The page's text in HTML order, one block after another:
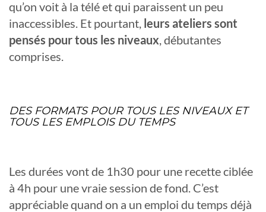
qu’on voit à la télé et qui paraissent un peu
inaccessibles. Et pourtant, leurs ateliers sont
pensés pour tous les niveaux, débutantes
comprises.
DES FORMATS POUR TOUS LES NIVEAUX ET
TOUS LES EMPLOIS DU TEMPS
Les durées vont de 1h30 pour une recette ciblée
à 4h pour une vraie session de fond. C’est
appréciable quand on a un emploi du temps déjà